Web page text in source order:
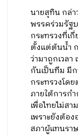
นายสุทิน กล่า
พรรคร่วมรัฐ
กระทรวงที่เ
ตั้งแต่ต้นน้ำ
ว่ามาถูกเวลา
กันเป็นทีม มี
กระทรวงโด
ภายใต้การก
เพื่อไทยไม่ส
เพราะยังต้อ
สภาผู้แทนรา